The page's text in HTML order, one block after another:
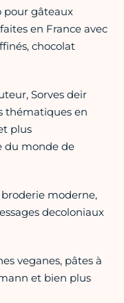
gâteaux
en France avec
chocolat
Sorves deir
thématiques en
plus
du monde de
broderie moderne,
decoloniaux
veganes, pâtes à
et bien plus